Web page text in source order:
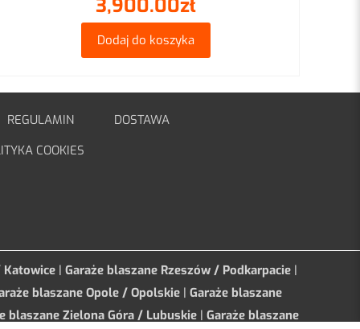
3,900.00zł
Dodaj do koszyka
REGULAMIN
DOSTAWA
COOKIES
Katowice | Garaże blaszane Rzeszów / Podkarpacie |
blaszane Opole / Opolskie| Garaże blaszane
blaszane Zielona Góra / Lubuskie | Garaże blaszane